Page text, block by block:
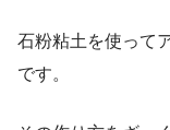
石粉粘土を使って
です。